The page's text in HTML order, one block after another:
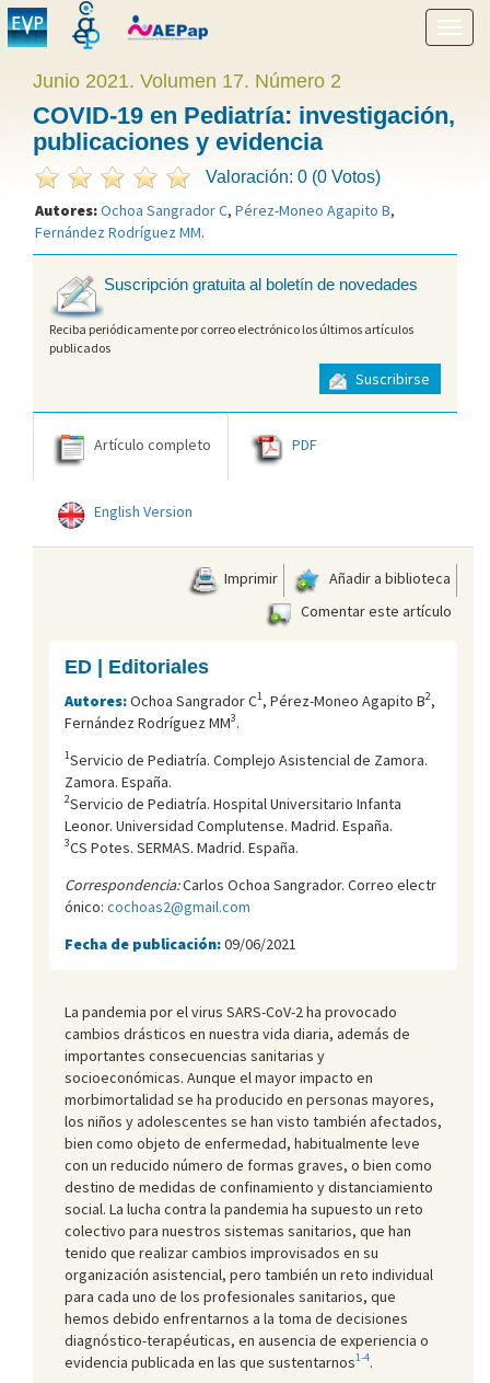
menú
Junio 2021. Volumen 17. Número 2
COVID-19 en Pediatría: investigación,
publicaciones y evidencia
Valoración: 0 (0 Votos)
Autores:Ochoa Sangrador C, Pérez-Moneo Agapito B,
Fernández Rodríguez MM.
Suscripción gratuita al boletín de novedades
Reciba periódicamente por correo electrónico los últimos artículos
publicados
Suscribirse
Artículo completo PDF
English Version
Imprimir
Añadir a biblioteca
Comentar este artículo
ED | Editoriales
Autores:Ochoa Sangrador C1, Pérez-Moneo Agapito B2,
Fernández Rodríguez MM3.
1Servicio de Pediatría. Complejo Asistencial de Zamora.
Zamora. España.
2Servicio de Pediatría. Hospital Universitario Infanta
Leonor. Universidad Complutense. Madrid. España.
3CS Potes. SERMAS. Madrid. España.
Correspondencia:Carlos Ochoa Sangrador. Correo electr
ónico: cochoas2@gmail.com
Fecha de publicación:09/06/2021
La pandemia por el virus SARS-CoV-2 ha provocado
cambios drásticos en nuestra vida diaria, además de
importantes consecuencias sanitarias y
socioeconómicas. Aunque el mayor impacto en
morbimortalidad se ha producido en personas mayores,
los niños y adolescentes se han visto también afectados,
bien como objeto de enfermedad, habitualmente leve
con un reducido número de formas graves, o bien como
destino de medidas de confinamiento y distanciamiento
social. La lucha contra la pandemia ha supuesto un reto
colectivo para nuestros sistemas sanitarios, que han
tenido que realizar cambios improvisados en su
organización asistencial, pero también un reto individual
para cada uno de los profesionales sanitarios, que
hemos debido enfrentarnos a la toma de decisiones
diagnóstico-terapéuticas, en ausencia de experiencia o
evidencia publicada en las que sustentarnos1-4.